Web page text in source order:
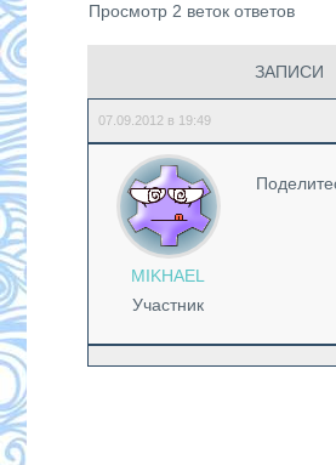
Просмотр 2 веток ответов
ЗАПИСИ
07.09.2012 в 19:49
MIKHAEL
Участник